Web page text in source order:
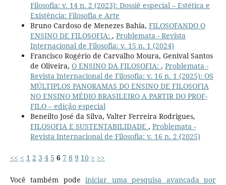
Filosofia: v. 14 n. 2 (2023): Dossiê especial – Estética e
Existência: Filosofia e Arte
Bruno Cardoso de Menezes Bahia, FILOSOFANDO O
ENSINO DE FILOSOFIA: , Problemata - Revista
Internacional de Filosofia: v. 15 n. 1 (2024)
Francisco Rogério de Carvalho Moura, Genival Santos
de Oliveira, O ENSINO DA FILOSOFIA: , Problemata -
Revista Internacional de Filosofia: v. 16 n. 1 (2025): OS
MÚLTIPLOS PANORAMAS DO ENSINO DE FILOSOFIA
NO ENSINO MÉDIO BRASILEIRO A PARTIR DO PROF-
FILO – edição especial
Beneilto José da Silva, Valter Ferreira Rodrigues,
FILOSOFIA E SUSTENTABILIDADE , Problemata -
Revista Internacional de Filosofia: v. 16 n. 2 (2025)
<< < 1 2 3 4 5 6 7 8 9 10 > >>
Você também podeiniciar uma pesquisa avançada por